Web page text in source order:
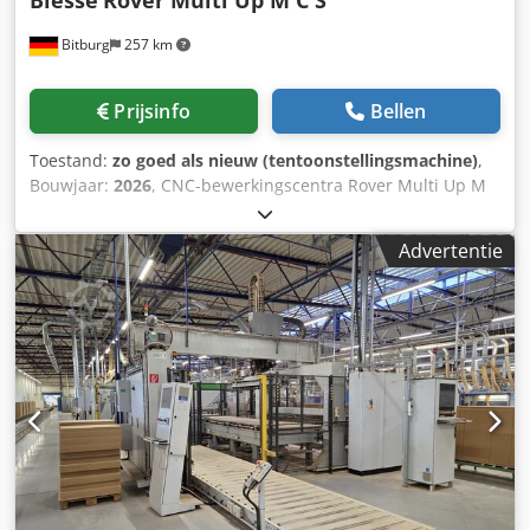
en goedgekeurd”) op basis van fotodocumentatie en
karakter. De koper heeft het recht de goederen voor
afhaling te inspecteren en is verantwoordelijk voor
bestemming. Externe referentie: 8173
Bitburg 257 km
Prijsinfo Bellen
Toestand: zo goed als nieuw (tentoonstellingsmachine),
Bouwjaar: 2026, CNC-bewerkingscentra Rover Multi Up M
C S Werkbereik * : X = 3280 mm; Y = van 1580 tot 1660 mm,
afhankelijk van de werkomstandigheden Z = 200 mm – 5-
assige bewerkingsunit en boorkop, met vacuümmodules
H=74 mm Z = 245 mm – 5-assige bewerkingsunit en
boorkop, met vacuümmodules H=29 mm Werkstukdoorvoer
* : Y = 1900 mm Asverplaatsingen * : X = 3706 mm; Y =
2294 mm; Z1 = 515 mm; Z2 = 371 mm VACUÜMSYSTEEM
Opdeling van het vacuümsysteem in 2 werkzones en 2
spanvelden in X-richting. HULPVACUÜMSYSTEEM – 2 zones
Maakt het mogelijk werkstukken te spannen met behulp
van vacuümsjablonen. Afstandsbediening RM850 Rover
Multi Up M C S Paneel – Multi Purpose Regular
Configuratie 2 Compatibel met de gereedschapcarrousel
Advertentie